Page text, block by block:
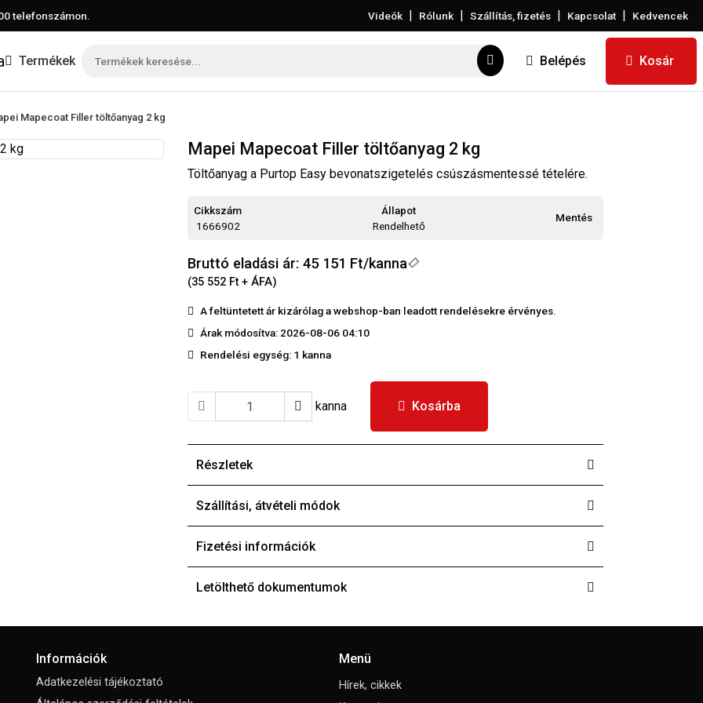
telefonszámon. Videók | Rólunk | Szállítás, fizetés | Kapcsolat | Kedvencek
Termékek Belépés Kosár
Mapecoat Filler töltőanyag 2 kg
Mapei Mapecoat Filler töltőanyag 2 kg
Töltőanyag a Purtop Easy bevonatszigetelés csúszásmentessé tételére.
Cikkszám
1666902
Állapot
Rendelhető
Mentés
Bruttó eladási ár: 45 151 Ft/kanna
(35 552 Ft + ÁFA)
A feltüntetett ár kizárólag a webshop-ban leadott rendelésekre érvényes.
Árak módosítva: 2026-08-06 04:10
Rendelési egység: 1 kanna
kanna Kosárba
Részletek
Szállítási, átvételi módok
Fizetési információk
Letölthető dokumentumok
Információk
Adatkezelési tájékoztató
Menü
Hírek, cikkek